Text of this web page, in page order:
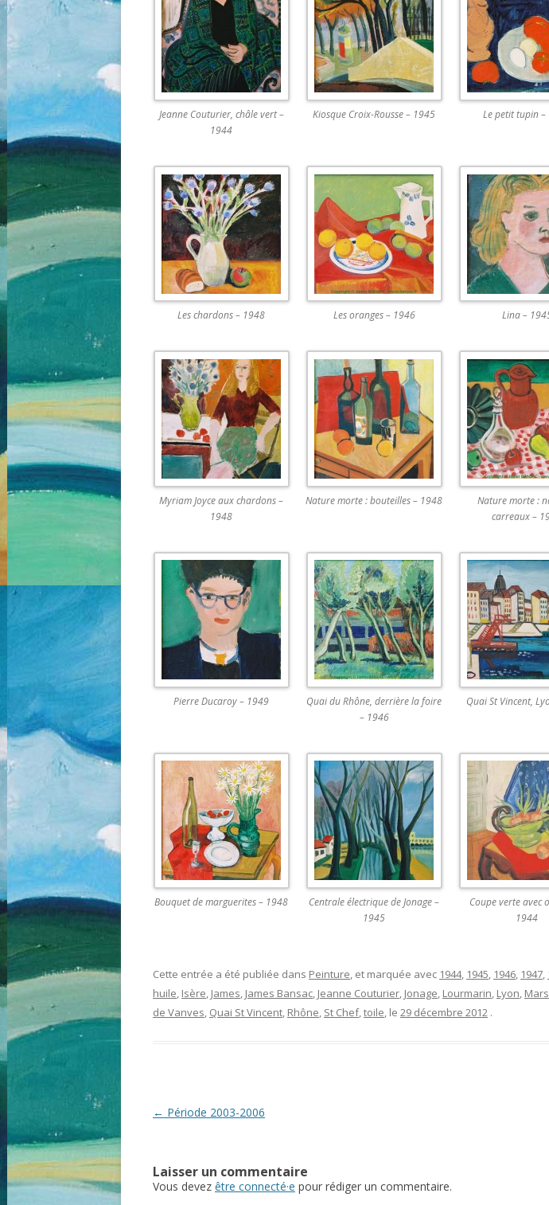
Jeanne Couturier, châle vert –
1944
Kiosque Croix-Rousse – 1945 Le petit tupin –
Les chardons – 1948 Les oranges – 1946 Lina –
Myriam Joyce aux chardons –
1948
Nature morte : bouteilles – 1948
Nature morte :
carreaux –
Pierre Ducaroy – 1949
Quai du Rhône, derrière la foire
– 1946
Quai St Vincent,
Bouquet de marguerites – 1948
Centrale électrique de Jonage –
1945
Coupe verte avec
1944
Cette entrée a été publiée dans Peinture, et marquée avec 1944, 1945, 1946, 1947,
huile, Isère, James, James Bansac, Jeanne Couturier, Jonage, Lourmarin, Lyon,
de Vanves, Quai St Vincent, Rhône, St Chef,toile, le 29 décembre 2012 .
Navigation
← Période 2003-2006
Laisser un commentaire
Vous devez être connecté·e pour rédiger un commentaire.